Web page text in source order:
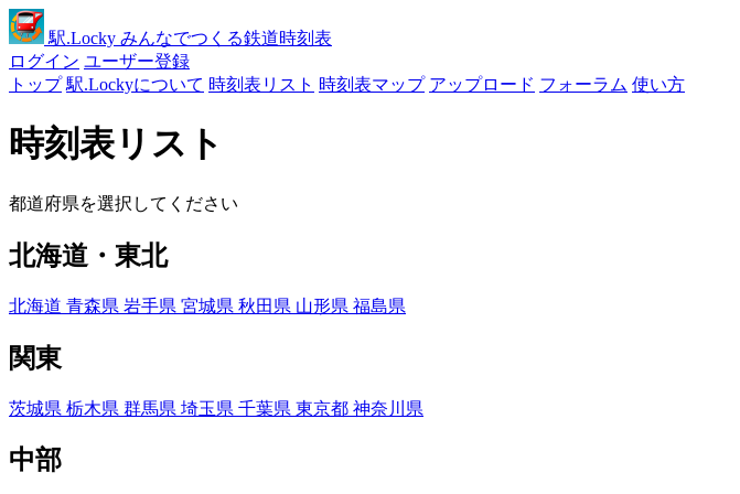
駅.Locky みんなでつくる鉄道時刻表
ログイン ユーザー登録
トップ 駅.Lockyについて 時刻表リスト 時刻表マップ アップロード フォーラム 使い方
時刻表リスト
都道府県を選択してください
北海道・東北
北海道 青森県 岩手県 宮城県 秋田県 山形県 福島県
関東
茨城県 栃木県 群馬県 埼玉県 千葉県 東京都 神奈川県
中部